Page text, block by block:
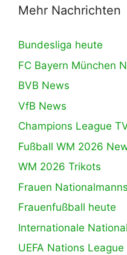
Mehr Nachrichten
Bundesliga heute
FC Bayern München
BVB News
VfB News
Champions League
Fußball WM 2026
WM 2026 Trikots
Frauen
Frauenfußball heute
Internationale
UEFA Nations League